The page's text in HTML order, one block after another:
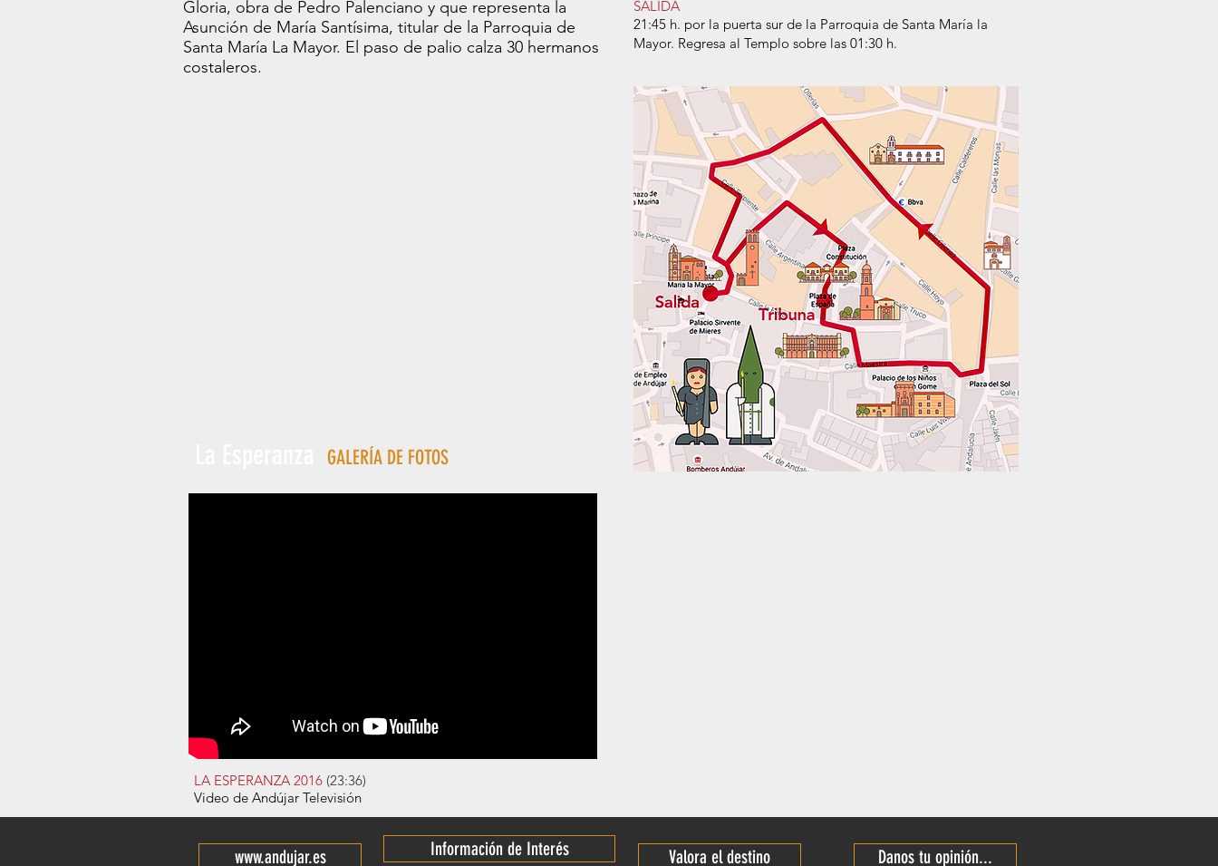
Gloria, obra de Pedro Palenciano y que representa la
Asunción de María Santísima, titular de la Parroquia de
Santa María La Mayor. El paso de palio calza 30 hermanos
costaleros.
GALERÍA DE FOTOS
LA ESPERANZA 2016 (23:36)
Video de Andújar Televisión
SALIDA
21:45 h. por la puerta sur de la Parroquia de Santa María la
Mayor. Regresa al Templo sobre las 01:30 h.
www.andujar.es Información de Interés Valora el destino Danos tu opinión...